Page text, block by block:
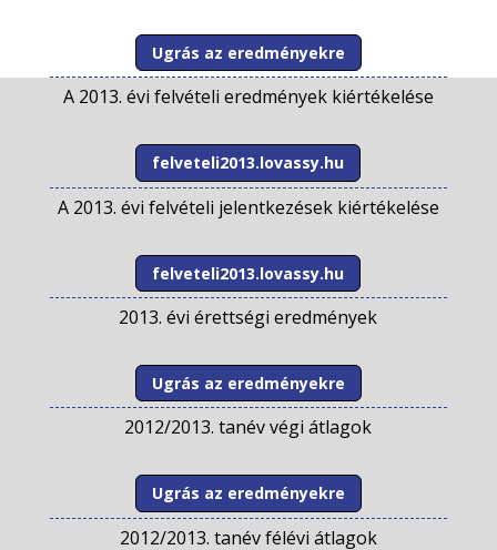
Ugrás az eredményekre
A 2013. évi felvételi eredmények kiértékelése
felveteli2013.lovassy.hu
A 2013. évi felvételi jelentkezések kiértékelése
felveteli2013.lovassy.hu
2013. évi érettségi eredmények
Ugrás az eredményekre
2012/2013. tanév végi átlagok
Ugrás az eredményekre
2012/2013. tanév félévi átlagok